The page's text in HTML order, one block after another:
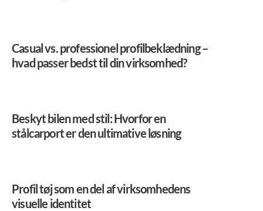
Casual vs. professionel profilbeklædning –
hvad passer bedst til din virksomhed?
Beskyt bilen med stil: Hvorfor en
stålcarport er den ultimative løsning
Profil tøj som en del af virksomhedens
visuelle identitet